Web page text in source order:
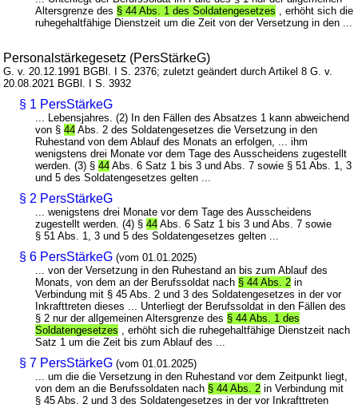
Altersgrenze des § 44 Abs. 1 des Soldatengesetzes , erhöht sich die
ruhegehaltfähige Dienstzeit um die Zeit von der Versetzung in den ...
Personalstärkegesetz (PersStärkeG)
G. v. 20.12.1991 BGBl. I S. 2376; zuletzt geändert durch Artikel 8 G. v.
20.08.2021 BGBl. I S. 3932
§ 1 PersStärkeG
... Lebensjahres. (2) In den Fällen des Absatzes 1 kann abweichend
von §44 Abs. 2 des Soldatengesetzes die Versetzung in den
Ruhestand von dem Ablauf des Monats an erfolgen, ... ihm
wenigstens drei Monate vor dem Tage des Ausscheidens zugestellt
werden. (3) §44 Abs. 6 Satz 1 bis 3 und Abs. 7 sowie § 51 Abs. 1, 3
und 5 des Soldatengesetzes gelten ...
§ 2 PersStärkeG
... wenigstens drei Monate vor dem Tage des Ausscheidens
zugestellt werden. (4) §44 Abs. 6 Satz 1 bis 3 und Abs. 7 sowie
§ 51 Abs. 1, 3 und 5 des Soldatengesetzes gelten ...
§ 6 PersStärkeG (vom 01.01.2025)
... von der Versetzung in den Ruhestand an bis zum Ablauf des
Monats, von dem an der Berufssoldat nach § 44 Abs. 2 in
Verbindung mit § 45 Abs. 2 und 3 des Soldatengesetzes in der vor
Inkrafttreten dieses ... Unterliegt der Berufssoldat in den Fällen des
§ 2 nur der allgemeinen Altersgrenze des § 44 Abs. 1 des
Soldatengesetzes , erhöht sich die ruhegehaltfähige Dienstzeit nach
Satz 1 um die Zeit bis zum Ablauf des ...
§ 7 PersStärkeG (vom 01.01.2025)
... um die die Versetzung in den Ruhestand vor dem Zeitpunkt liegt,
von dem an die Berufssoldaten nach § 44 Abs. 2 in Verbindung mit
§ 45 Abs. 2 und 3 des Soldatengesetzes in der vor Inkrafttreten